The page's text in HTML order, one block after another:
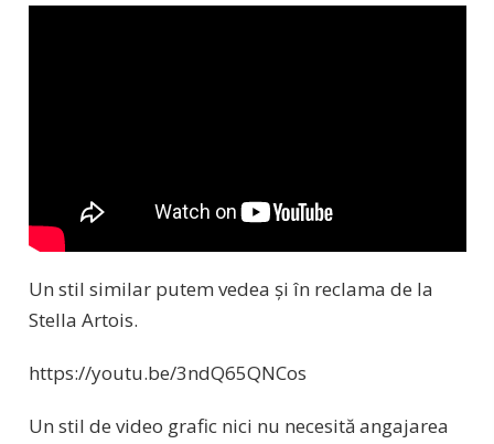
Un stil similar putem vedea și în reclama de la
Stella Artois.
https://youtu.be/3ndQ65QNCos
Un stil de video grafic nici nu necesită angajarea